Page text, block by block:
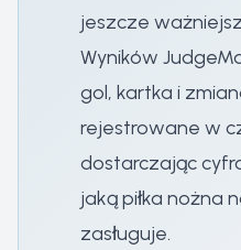
jeszcze
Wyników
gol, kartka i
rejestrowane w
dostarczając
jaką piłka nożna
zasługuje.